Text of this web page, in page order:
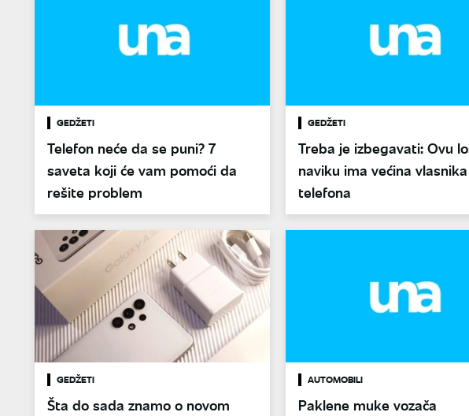
GEDŽETI
Telefon neće da se puni? 7
saveta koji će vam pomoći da
rešite problem
GEDŽETI
Treba je izbegavati: Ovu
naviku ima većina vlasnika
telefona
GEDŽETI
Šta do sada znamo o novom
AUTOMOBILI
Paklene muke vozača